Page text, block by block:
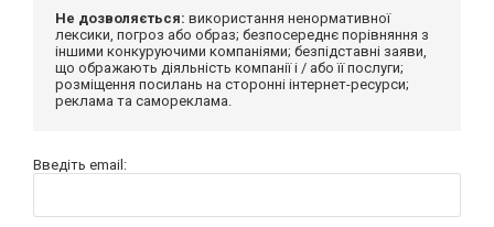
Не дозволяється: використання ненормативної
лексики, погроз або образ; безпосереднє порівняння з
іншими конкуруючими компаніями; безпідставні заяви,
що ображають діяльність компанії і / або її послуги;
розміщення посилань на сторонні інтернет-ресурси;
реклама та самореклама.
Введіть email: